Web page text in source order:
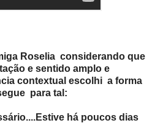
Roselia considerando que
e sentido amplo e
contextual escolhi a forma
para tal:
há poucos dias